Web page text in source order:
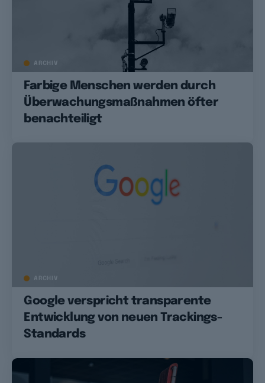
ARCHIV
Farbige Menschen werden durch
Überwachungsmaßnahmen öfter
benachteiligt
ARCHIV
Google verspricht transparente
Entwicklung von neuen Trackings-
Standards